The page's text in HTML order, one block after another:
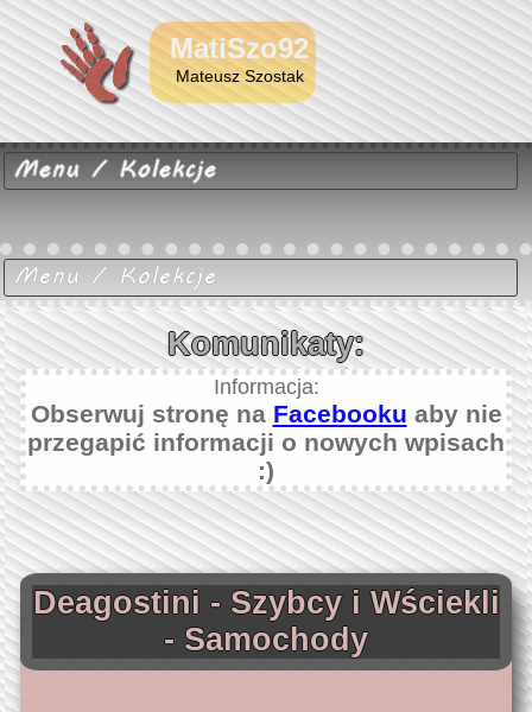
MatiSzo92
Mateusz Szostak
Komunikaty:
Informacja:
Obserwuj stronę na Facebooku aby nie
przegapić informacji o nowych wpisach
:)
Deagostini - Szybcy i Wściekli
- Samochody